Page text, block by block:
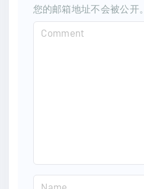
您的邮箱地址不会被公开。